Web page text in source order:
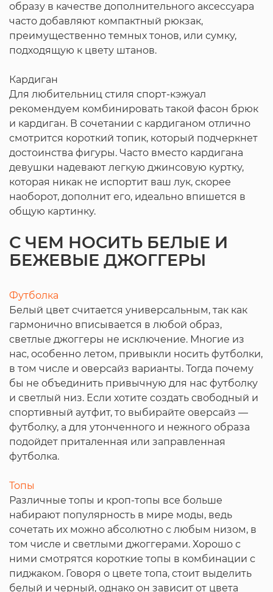
образу в качестве дополнительного аксессуара
часто добавляют компактный рюкзак,
преимущественно темных тонов, или сумку,
подходящую к цвету штанов.
Кардиган
Для любительниц стиля спорт-кэжуал
рекомендуем комбинировать такой фасон брюк
и кардиган. В сочетании с кардиганом отлично
смотрится короткий топик, который подчеркнет
достоинства фигуры. Часто вместо кардигана
девушки надевают легкую джинсовую куртку,
которая никак не испортит ваш лук, скорее
наоборот, дополнит его, идеально впишется в
общую картинку.
С ЧЕМ НОСИТЬ БЕЛЫЕ И
БЕЖЕВЫЕ ДЖОГГЕРЫ
Футболка
Белый цвет считается универсальным, так как
гармонично вписывается в любой образ,
светлые джоггеры не исключение. Многие из
нас, особенно летом, привыкли носить футболки,
в том числе и оверсайз варианты. Тогда почему
бы не объединить привычную для нас футболку
и светлый низ. Если хотите создать свободный и
спортивный аутфит, то выбирайте оверсайз —
футболку, а для утонченного и нежного образа
подойдет приталенная или заправленная
футболка.
Топы
Различные топы и кроп-топы все больше
набирают популярность в мире моды, ведь
сочетать их можно абсолютно с любым низом, в
том числе и светлыми джоггерами. Хорошо с
ними смотрятся короткие топы в комбинации с
пиджаком. Говоря о цвете топа, стоит выделить
белый и черный, однако он зависит от цвета